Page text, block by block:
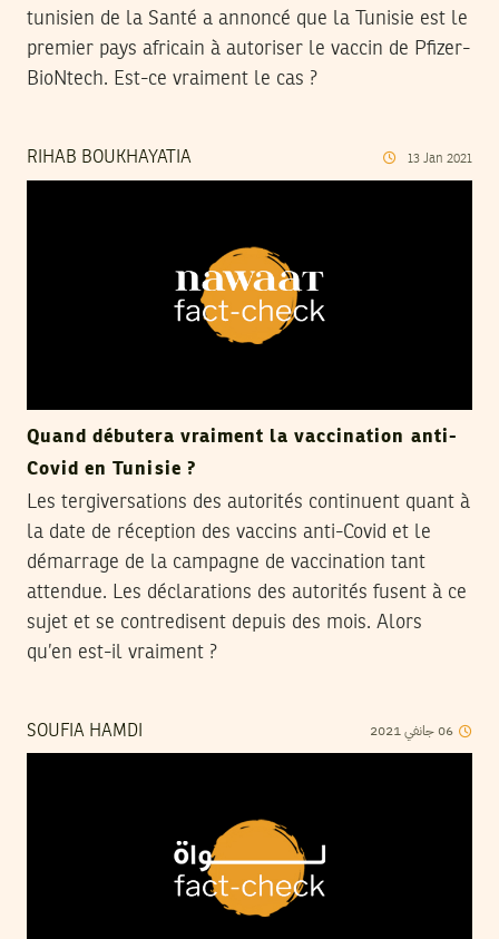
tunisien de la Santé a annoncé que la Tunisie est le
premier pays africain à autoriser le vaccin de Pfizer-
BioNtech. Est-ce vraiment le cas ?
RIHAB BOUKHAYATIA 13 Jan 2021
Quand débutera vraiment la vaccination anti-
Covid en Tunisie ?
Les tergiversations des autorités continuent quant à
la date de réception des vaccins anti-Covid et le
démarrage de la campagne de vaccination tant
attendue. Les déclarations des autorités fusent à ce
sujet et se contredisent depuis des mois. Alors
qu’en est-il vraiment ?
SOUFIA HAMDI 06جانفي2021